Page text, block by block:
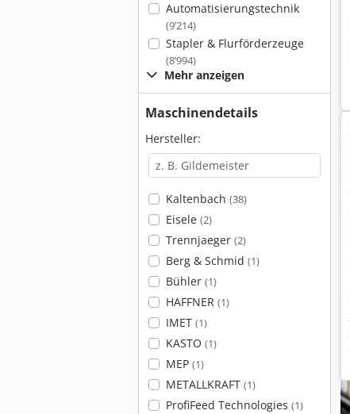
Automatisierungstechnik
(9’214)
Stapler & Flurförderzeuge
(8’994)
Mehr anzeigen
Maschinendetails
Hersteller:
Kaltenbach (38)
Eisele (2)
Trennjaeger (2)
Berg & Schmid (1)
Bühler (1)
HAFFNER (1)
IMET (1)
KASTO (1)
MEP (1)
METALLKRAFT (1)
ProfiFeed Technologies (1)